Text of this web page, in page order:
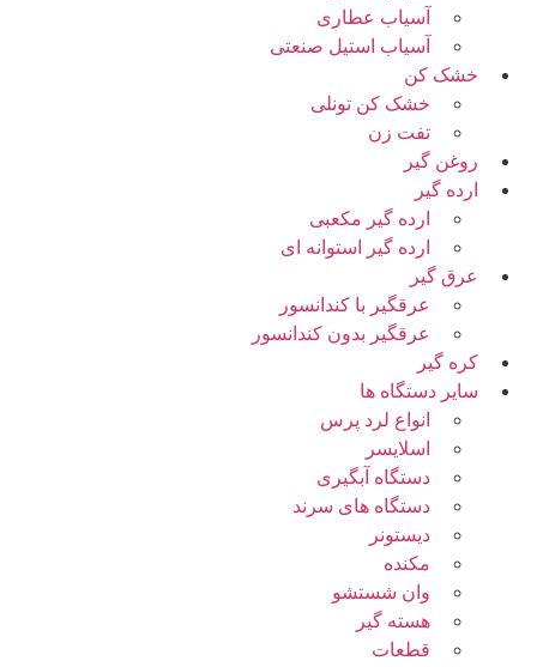
آسیاب عطاری
آسیاب استیل صنعتی
خشک کن
خشک کن تونلی
تفت زن
روغن گیر
ارده گیر
ارده گیر مکعبی
ارده گیر استوانه ای
عرق گیر
عرقگیر با کندانسور
عرقگیر بدون کندانسور
کره گیر
سایر دستگاه ها
انواع لرد پرس
اسلایسر
دستگاه آبگیری
دستگاه های سرند
دیستونر
مکنده
وان شستشو
هسته گیر
قطعات